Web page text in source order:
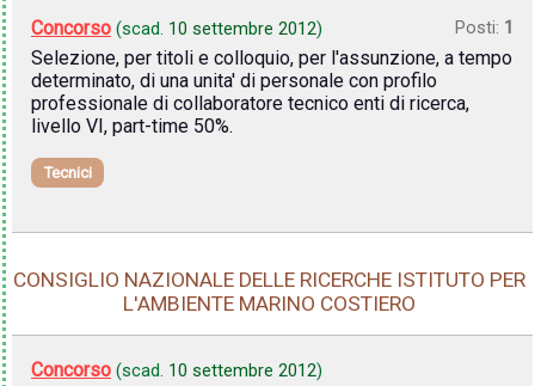
Concorso (scad. 10 settembre 2012) Posti: 1
Selezione, per titoli e colloquio, per l'assunzione, a tempo
determinato, di una unita' di personale con profilo
professionale di collaboratore tecnico enti di ricerca,
livello VI, part-time 50%.
Tecnici
CONSIGLIO NAZIONALE DELLE RICERCHE ISTITUTO PER
L'AMBIENTE MARINO COSTIERO
Concorso (scad. 10 settembre 2012)